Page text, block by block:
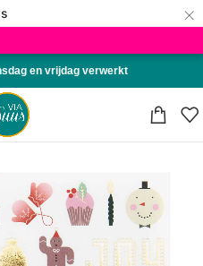
×
en vrijdag verwerkt